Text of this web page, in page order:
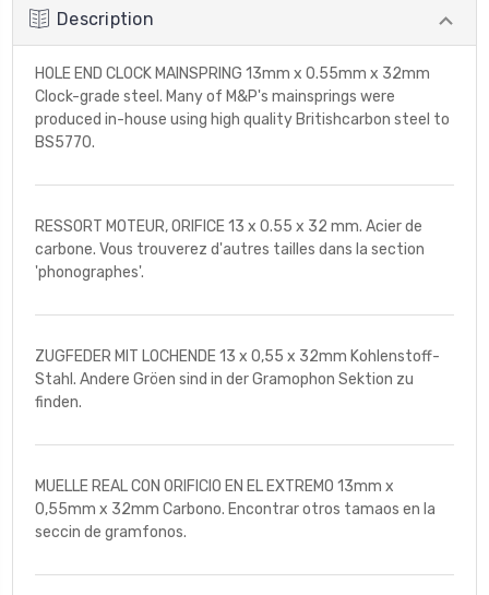
Description
HOLE END CLOCK MAINSPRING 13mm x 0.55mm x 32mm
Clock-grade steel. Many of M&P's mainsprings were
produced in-house using high quality Britishcarbon steel to
BS5770.
RESSORT MOTEUR, ORIFICE 13 x 0.55 x 32 mm. Acier de
carbone. Vous trouverez d'autres tailles dans la section
'phonographes'.
ZUGFEDER MIT LOCHENDE 13 x 0,55 x 32mm Kohlenstoff-
Stahl. Andere Gröen sind in der Gramophon Sektion zu
finden.
MUELLE REAL CON ORIFICIO EN EL EXTREMO 13mm x
0,55mm x 32mm Carbono. Encontrar otros tamaos en la
seccin de gramfonos.